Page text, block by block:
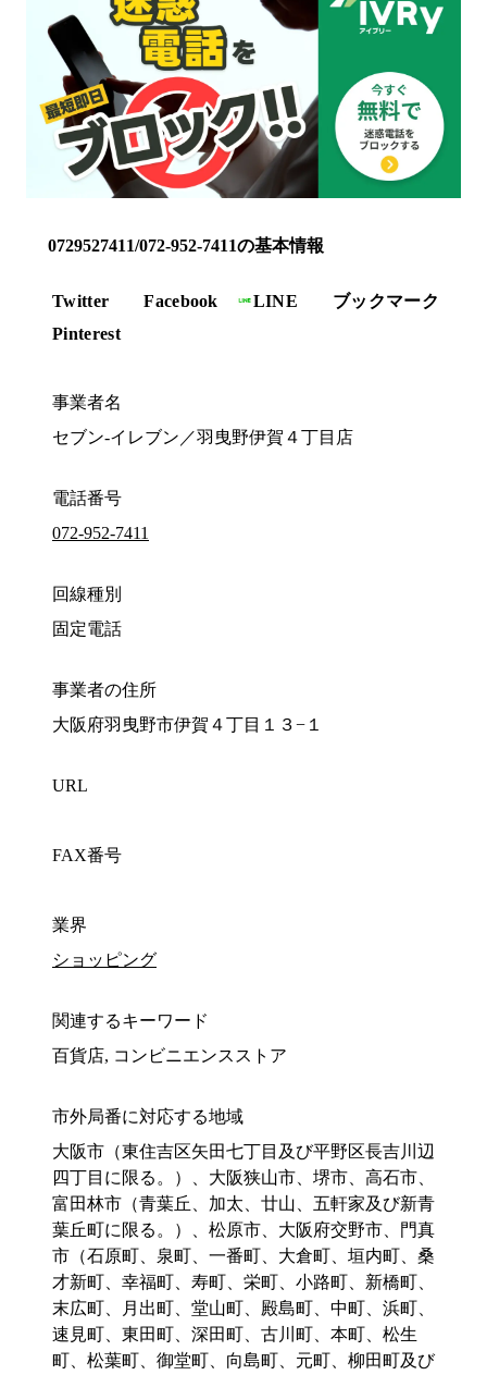
0729527411/072-952-7411の基本情報
Twitter Facebook LINE
ブックマーク
Pinterest
事業者名
セブン‐イレブン／羽曳野伊賀４丁目店
電話番号
072-952-7411
回線種別
固定電話
事業者の住所
大阪府羽曳野市伊賀４丁目１３−１
URL
FAX番号
業界
ショッピング
関連するキーワード
百貨店, コンビニエンスストア
市外局番に対応する地域
大阪市（東住吉区矢田七丁目及び平野区長吉川辺
四丁目に限る。）、大阪狭山市、堺市、高石市、
富田林市（青葉丘、加太、廿山、五軒家及び新青
葉丘町に限る。）、松原市、大阪府交野市、門真
市（石原町、泉町、一番町、大倉町、垣内町、桑
才新町、幸福町、寿町、栄町、小路町、新橋町、
末広町、月出町、堂山町、殿島町、中町、浜町、
速見町、東田町、深田町、古川町、本町、松生
町、松葉町、御堂町、向島町、元町、柳田町及び